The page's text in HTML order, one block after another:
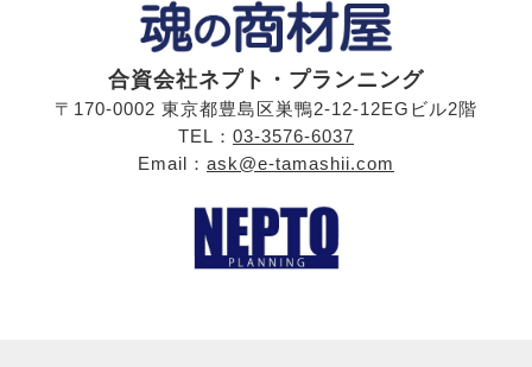
合資会社ネプト・プランニング
〒170-0002 東京都豊島区巣鴨2-12-12EGビル2階
TEL： 03-3576-6037
Email： ask@e-tamashii.com